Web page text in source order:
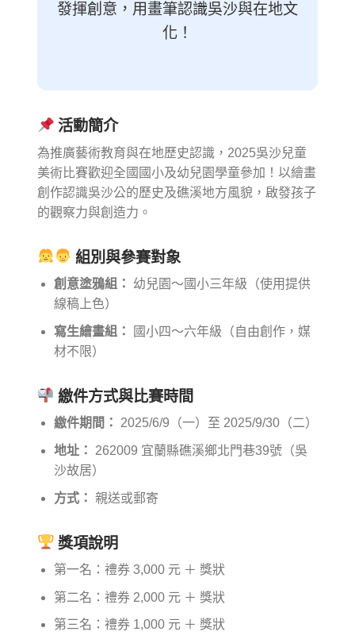
發揮創意，用畫筆認識吳沙與在地文
化！
活動簡介
為推廣藝術教育與在地歷史認識，2025吳沙兒童
美術比賽歡迎全國國小及幼兒園學童參加！以繪畫
創作認識吳沙公的歷史及礁溪地方風貌，啟發孩子
的觀察力與創造力。
組別與參賽對象
創意塗鴉組：
幼兒園～國小三年級（使用提供
線稿上色）
寫生繪畫組：
國小四～六年級（自由創作，媒
材不限）
繳件方式與比賽時間
繳件期間： 2025/6/9（一）至 2025/9/30（二）
地址：
262009 宜蘭縣礁溪鄉北門巷39號（吳
沙故居）
方式： 親送或郵寄
獎項說明
第一名：禮券 3,000 元 ＋ 獎狀
第二名：禮券 2,000 元 ＋ 獎狀
第三名：禮券 1,000 元 ＋ 獎狀